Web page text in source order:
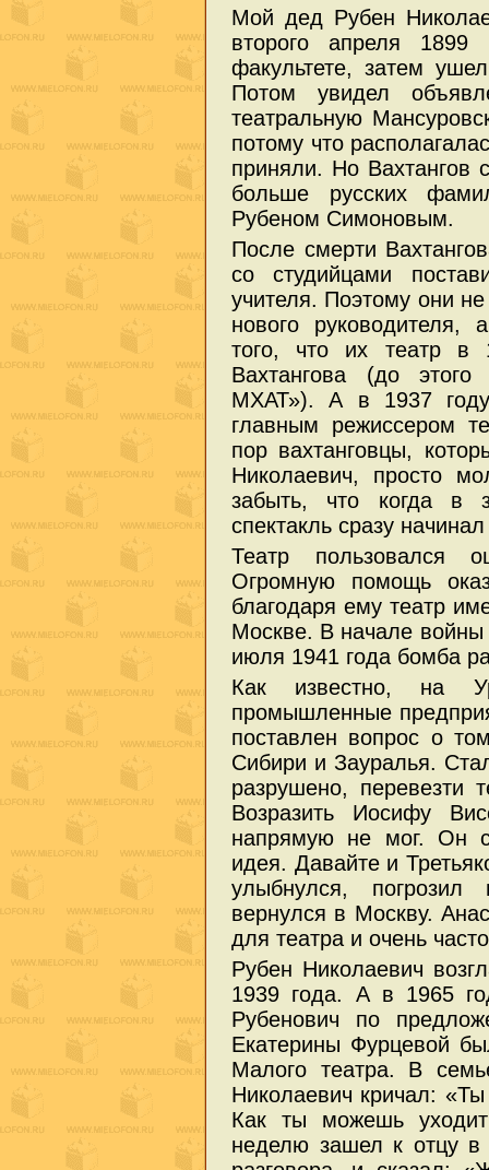
Мой дед Рубен
второго апреля
факультете, затем
Потом увидел
театральную
потому что
приняли. Но Вахтангов
больше русских
Рубеном Симоновым.
После смерти
со студийцами
учителя. Поэтому они
нового
того, что их театр в
Вахтангова (до
МХАТ»). А в 1937
главным режиссером
пор вахтанговцы,
Николаевич, просто
забыть, что когда в
спектакль сразу
Театр пользовался
Огромную помощь
благодаря ему театр
Москве. В начале
июля 1941 года бомба
Как известно, на
промышленные
поставлен вопрос о
Сибири и Зауралья.
разрушено, перевезти
Возразить Иосифу
напрямую не мог. Он
идея. Давайте и
улыбнулся,
вернулся в Москву.
для театра и очень
Рубен Николаевич
1939 года. А в 1965
Рубенович по
Екатерины Фурцевой
Малого театра. В
Николаевич кричал:
Как ты можешь
неделю зашел к отцу в